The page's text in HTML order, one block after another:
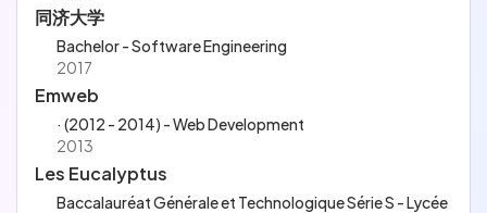
同济大学
Bachelor - Software Engineering
2017
Emweb
· (2012 - 2014) - Web Development
2013
Les Eucalyptus
Baccalauréat Générale et Technologique Série S - Lycée